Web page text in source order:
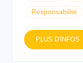
Responsabilité
PLUS D'INFOS